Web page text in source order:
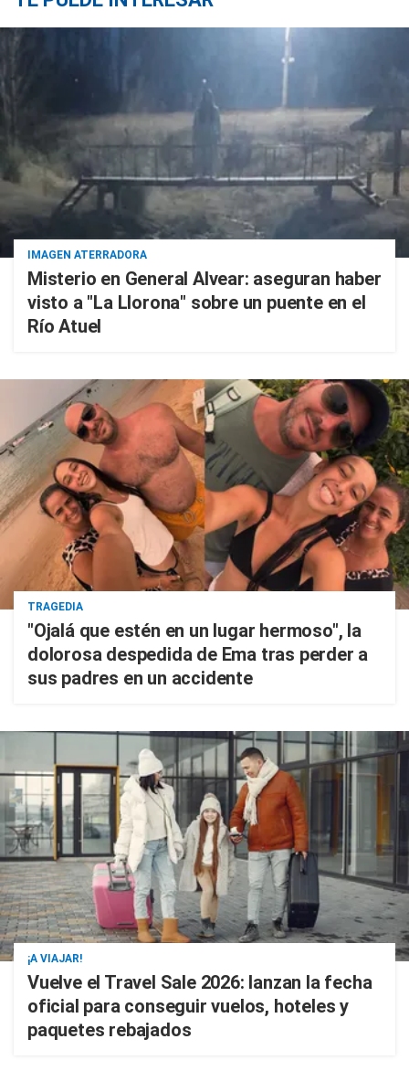
IMAGEN ATERRADORA
Misterio en General Alvear: aseguran haber
visto a "La Llorona" sobre un puente en el
Río Atuel
TRAGEDIA
"Ojalá que estén en un lugar hermoso", la
dolorosa despedida de Ema tras perder a
sus padres en un accidente
¡A VIAJAR!
Vuelve el Travel Sale 2026: lanzan la fecha
oficial para conseguir vuelos, hoteles y
paquetes rebajados